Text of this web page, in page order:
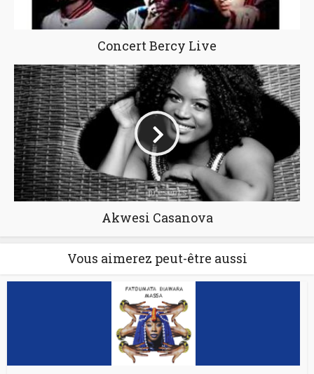
Concert Bercy Live
Akwesi Casanova
Vous aimerez peut-être aussi